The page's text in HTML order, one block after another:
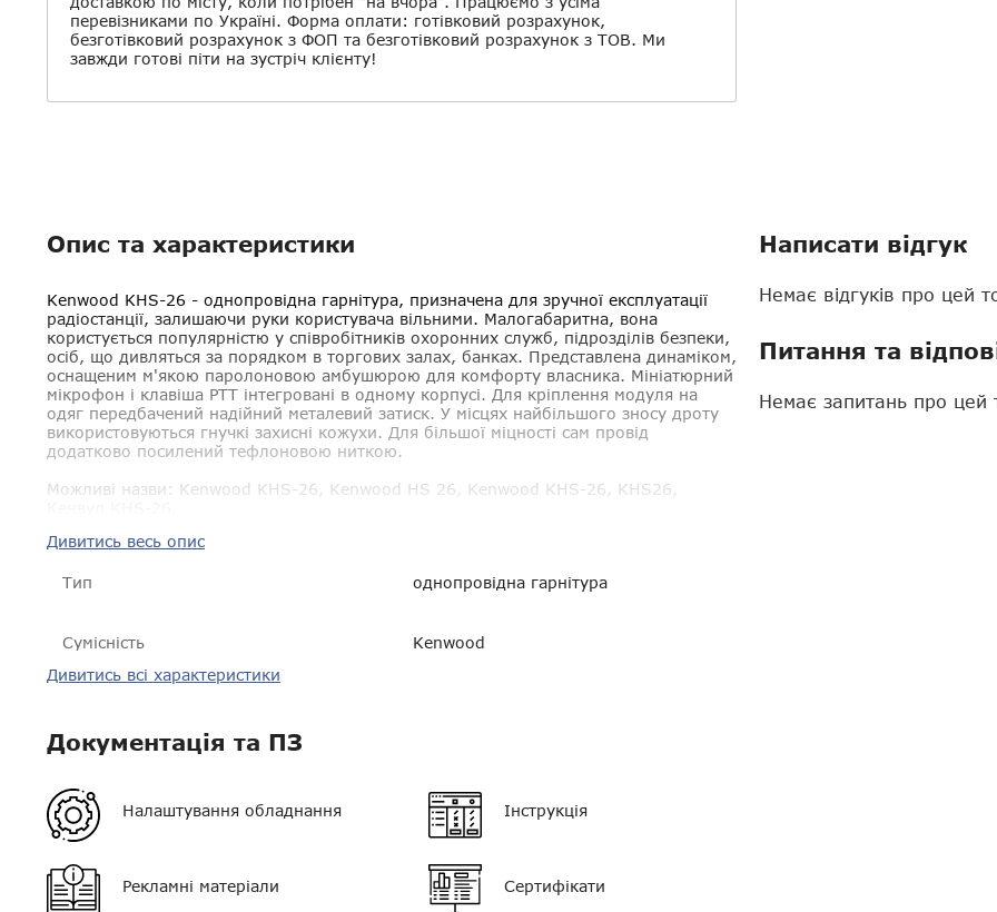
перевізниками по Україні. Форма оплати: готівковий розрахунок,
безготівковий розрахунок з ФОП та безготівковий розрахунок з ТОВ. Ми
завжди готові піти на зустріч клієнту!
Опис та характеристики
Kenwood KHS-26 - однопровідна гарнітура, призначена для зручної експлуатації
радіостанції, залишаючи руки користувача вільними. Малогабаритна, вона
користується популярністю у співробітників охоронних служб, підрозділів безпеки,
осіб, що дивляться за порядком в торгових залах, банках. Представлена ​​динаміком,
оснащеним м'якою паролоновою амбушюрою для комфорту власника. Мініатюрний
мікрофон і клавіша PTT інтегровані в одному корпусі. Для кріплення модуля на
одяг передбачений надійний металевий затиск. У місцях найбільшого зносу дроту
використовуються гнучкі захисні кожухи. Для більшої міцності сам провід
додатково посилений тефлоновою ниткою.
Можливі назви: Kenwood KHS-26, Kenwood HS 26, Kenwood KHS-26, KHS26,
Дивитись весь опис
Тип однопровідна гарнітура
Сумісність Kenwood
Гарантія
VOX
Кліпса/затискач
Колір чорний
Дивитись всі характеристики
Документація та ПЗ
Налаштування обладнання Інструкція
Рекламні матеріали Сертифікати
Написати відгук
Немає відгуків про цей
Питання та
Немає запитань про цей